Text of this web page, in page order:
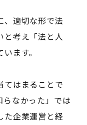
、適切な形で法
考え「法と人
ます。
てはまることで
らなかった」では
た企業運営と経